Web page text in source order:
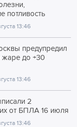
потливость
13:46
предупредил
жаре до +30
13:46
2
от БПЛА 16 июля
13:46